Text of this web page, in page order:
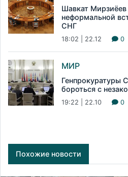
Шавкат Мирзиёев
неформальной
СНГ
18:02 | 22.12 0
МИР
Генпрокуратуры
бороться с
19:22 | 22.10 0
Похожие новости